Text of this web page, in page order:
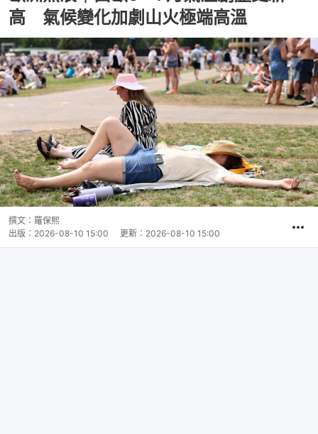
高 氣候變化加劇山火極端高溫
撰文： 羅保熙
出版： 2026-08-10 15:00 更新： 2026-08-10 15:00